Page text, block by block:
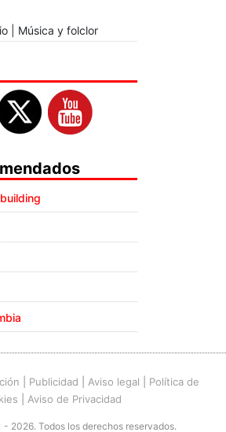
| Música y folclor
Publicidad Aviso legal
Política de
Aviso de Privacidad
2026. Todos los derechos reservados.